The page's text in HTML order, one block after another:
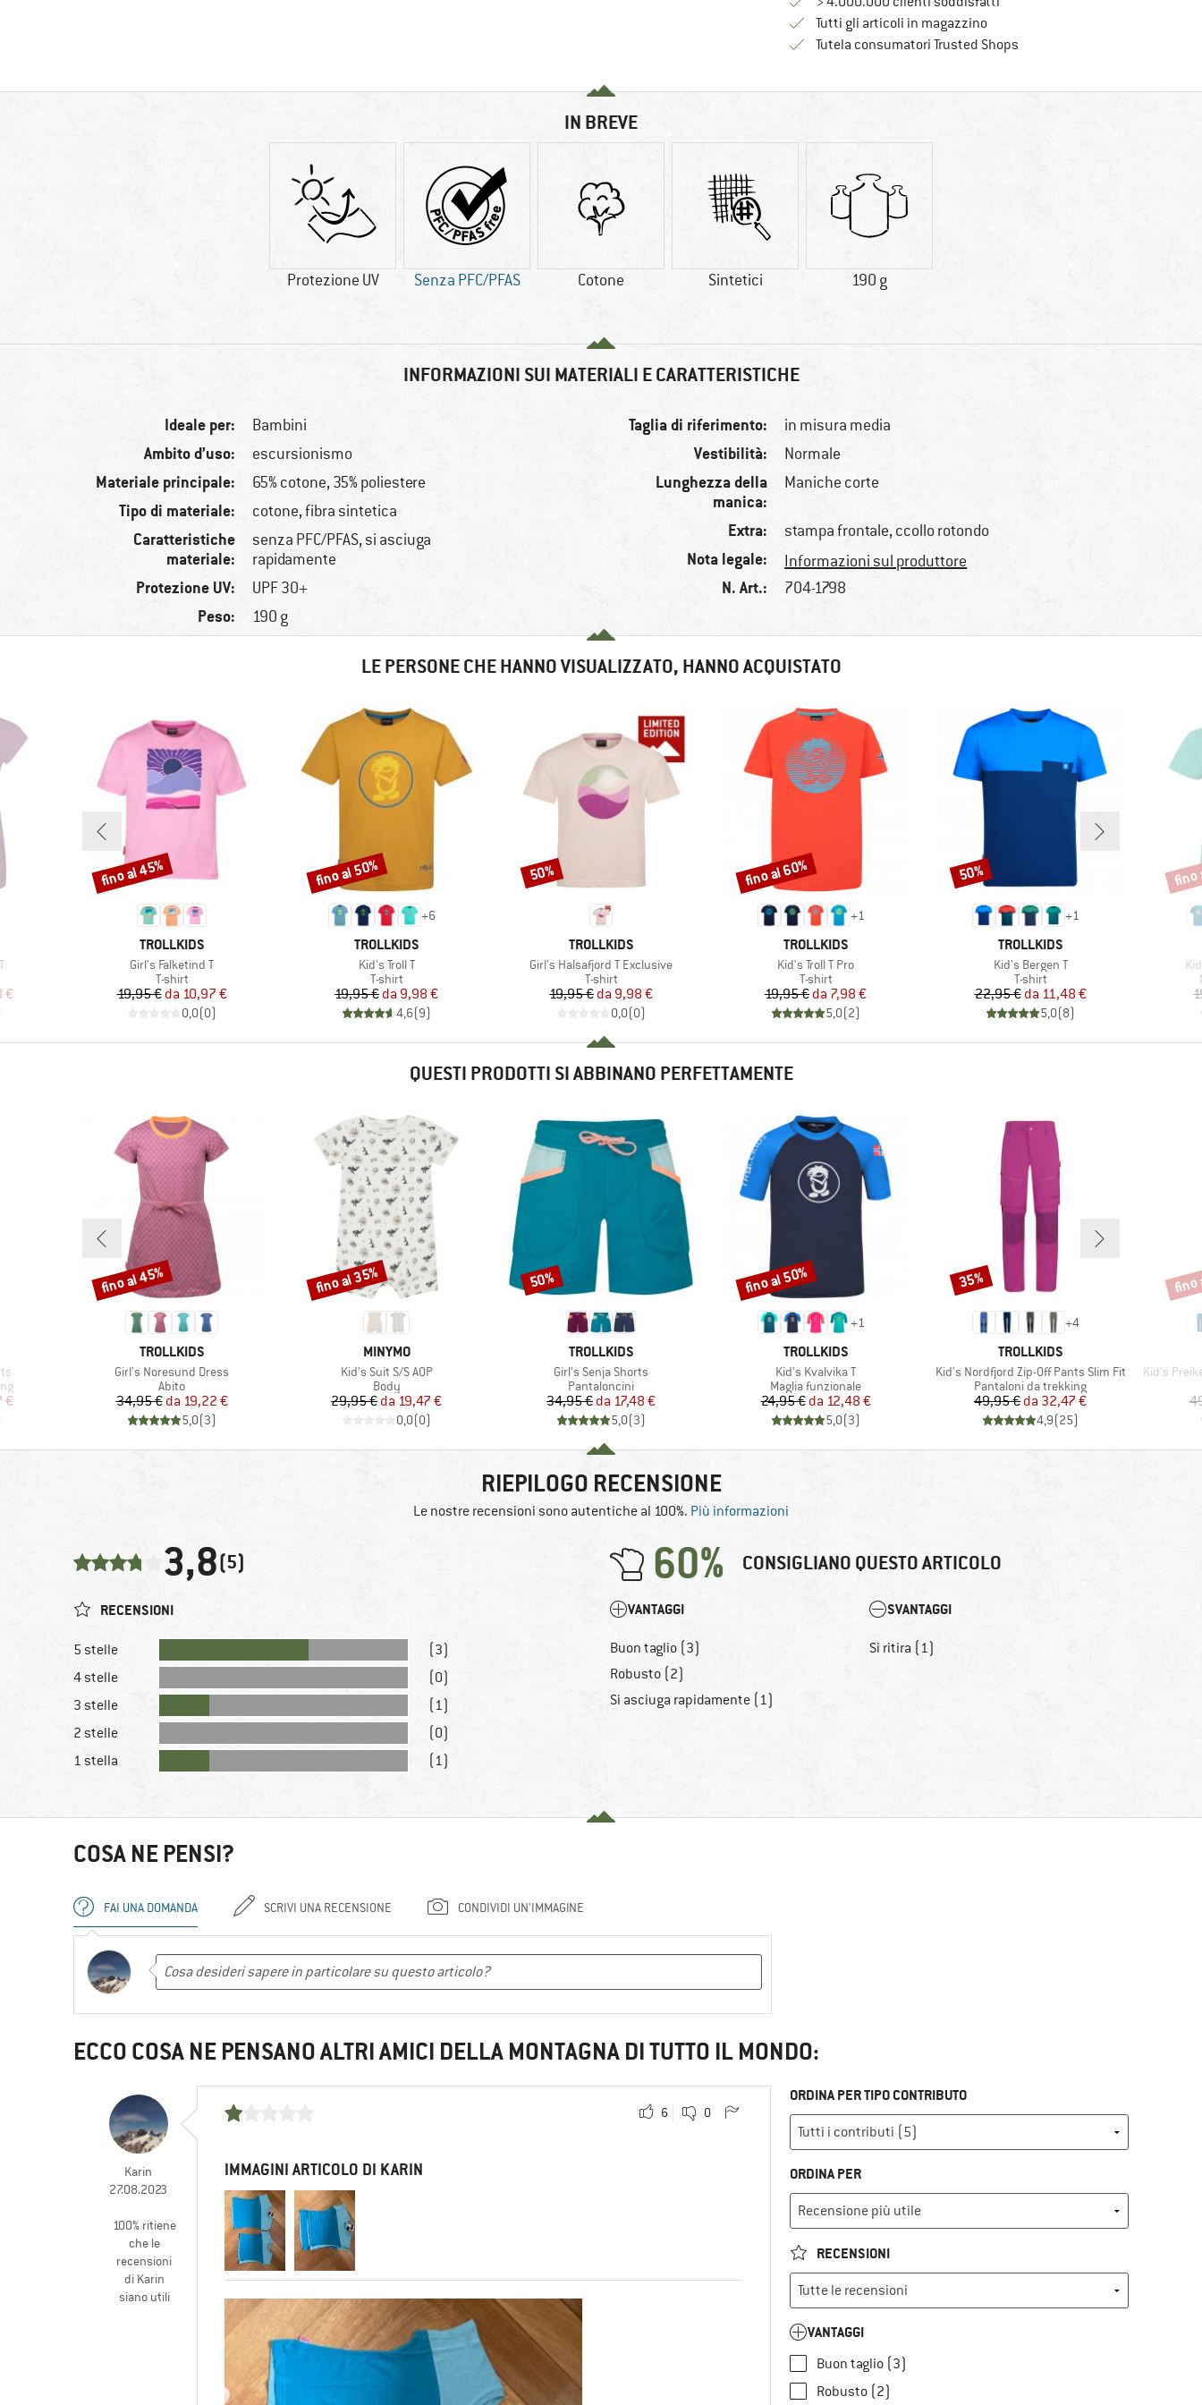
Tutti gli articoli in magazzino
Tutela consumatori Trusted ShopsTrovi tutte le informazioni qui!
IN BREVE
Protezione UV Senza PFC/PFAS Cotone Sintetici 190 g
INFORMAZIONI SUI MATERIALI E CARATTERISTICHE
Ideale per: Bambini
Ambito d’uso: escursionismo
Materiale principale: 65% cotone, 35% poliestere
Tipo di materiale: cotone, fibra sintetica
Caratteristiche
materiale:
senza PFC/PFAS, si asciuga
rapidamente
Protezione UV: UPF 30+
Peso: 190 g
Taglia di riferimento: in misura media
Vestibilità: Normale
Lunghezza della
manica:
Maniche corte
Extra: stampa frontale, ccollo rotondo
Nota legale: Informazioni sul produttore
N. Art.: 704-1798
LE PERSONE CHE HANNO VISUALIZZATO, HANNO ACQUISTATO
€
MARCHIO
TROLLKIDS
Articolo
Girl's Falketind T
Gruppo di prodotti
T-shirt
Prezzo
19,95 € Prezzo ridotto
da 10,97 €
0,0(0)
Sconto
fino al 45%
+6
MARCHIO
TROLLKIDS
Articolo
Kid's Troll T
Gruppo di prodotti
T-shirt
Prezzo
19,95 € Prezzo ridotto
da 9,98 €
4,6(9)
Sconto
fino al 50%
MARCHIO
TROLLKIDS
Articolo
Girl's Halsafjord T Exclusive
Gruppo di prodotti
T-shirt
Prezzo
19,95 € Prezzo ridotto
da 9,98 €
0,0(0)
Sconto
50%
+1
MARCHIO
TROLLKIDS
Articolo
Kid's Troll T Pro
Gruppo di prodotti
T-shirt
Prezzo
19,95 € Prezzo ridotto
da 7,98 €
5,0(2)
Sconto
fino al 60%
+1
MARCHIO
TROLLKIDS
Articolo
Kid's Bergen T
Gruppo di prodotti
T-shirt
Prezzo
22,95 € Prezzo ridotto
da 11,48 €
5,0(8)
Sconto
50% fino
QUESTI PRODOTTI SI ABBINANO PERFETTAMENTE
€
MARCHIO
TROLLKIDS
Articolo
Girl's Noresund Dress
Gruppo di prodotti
Abito
Prezzo
34,95 € Prezzo ridotto
da 19,22 €
5,0(3)
Sconto
fino al 45%
MARCHIO
MINYMO
Articolo
Kid's Suit S/S AOP
Gruppo di prodotti
Body
Prezzo
29,95 € Prezzo ridotto
da 19,47 €
0,0(0)
Sconto
fino al 35%
MARCHIO
TROLLKIDS
Articolo
Girl's Senja Shorts
Gruppo di prodotti
Pantaloncini
Prezzo
34,95 € Prezzo ridotto
da 17,48 €
5,0(3)
Sconto
50%
+1
MARCHIO
TROLLKIDS
Articolo
Kid's Kvalvika T
Gruppo di prodotti
Maglia funzionale
Prezzo
24,95 € Prezzo ridotto
da 12,48 €
5,0(3)
Sconto
fino al 50%
+4
MARCHIO
TROLLKIDS
Articolo
Kid's Nordfjord Zip-Off Pants Slim Fit
Gruppo di prodotti
Pantaloni da trekking
Prezzo
49,95 € Prezzo ridotto
da 32,47 €
4,9(25)
Sconto
35%
Articolo
Kid's
fino
RIEPILOGO RECENSIONE
Le nostre recensioni sono autentiche al 100%. Più informazioni
3,8(5) 60% CONSIGLIANO QUESTO ARTICOLO
RECENSIONI
5 stelle
(3)
4 stelle
(0)
3 stelle
(1)
2 stelle
(0)
1 stella
(1)
VANTAGGI
Buon taglio (3)
Robusto (2)
Si asciuga rapidamente (1)
SVANTAGGI
Si ritira (1)
COSA NE PENSI?
FAI UNA DOMANDA SCRIVI UNA RECENSIONE CONDIVIDI UN'IMMAGINE
ECCO COSA NE PENSANO ALTRI AMICI DELLA MONTAGNA DI TUTTO IL MONDO:
Karin
27.08.2023
100% ritiene
che le
recensioni
di Karin
siano utili
6 0
IMMAGINI ARTICOLO DI KARIN
ORDINA PER TIPO CONTRIBUTO
ORDINA PER
RECENSIONI
VANTAGGI
Buon taglio (3)
Robusto (2)